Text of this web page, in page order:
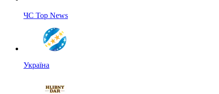
ЧС Top News
Україна